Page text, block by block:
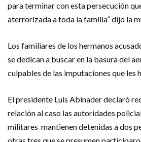
para terminar con esta persecución
aterrorizada a toda la familia” dijo la
Los familiares de los hermanos
se dedican a buscar en la basura del
culpables de las imputaciones que les
El presidente Luis Abinader declaró
relación al caso las autoridades
militares mantienen detenidas a dos